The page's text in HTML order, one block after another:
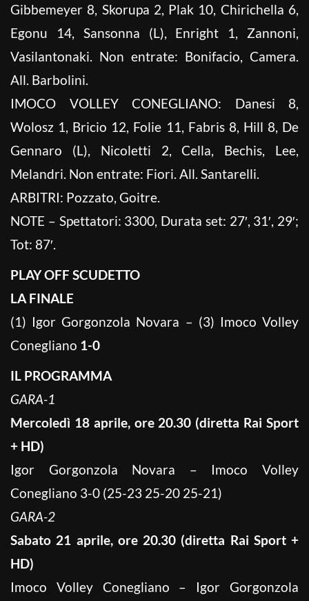
Gibbemeyer 8, Skorupa 2, Plak 10, Chirichella 6,
Egonu 14, Sansonna (L), Enright 1, Zannoni,
Vasilantonaki. Non entrate: Bonifacio, Camera.
All. Barbolini.
IMOCO VOLLEY CONEGLIANO: Danesi 8,
Wolosz 1, Bricio 12, Folie 11, Fabris 8, Hill 8, De
Gennaro (L), Nicoletti 2, Cella, Bechis, Lee,
Melandri. Non entrate: Fiori. All. Santarelli.
ARBITRI: Pozzato, Goitre.
NOTE – Spettatori: 3300, Durata set: 27′, 31′, 29′;
Tot: 87′.
PLAY OFF SCUDETTO
LA FINALE
(1) Igor Gorgonzola Novara – (3) Imoco Volley
Conegliano 1-0
IL PROGRAMMA
GARA-1
Mercoledì 18 aprile, ore 20.30 (diretta Rai Sport
+ HD)
Igor Gorgonzola Novara – Imoco Volley
Conegliano 3-0 (25-23 25-20 25-21)
GARA-2
Sabato 21 aprile, ore 20.30 (diretta Rai Sport +
HD)
Imoco Volley Conegliano – Igor Gorgonzola